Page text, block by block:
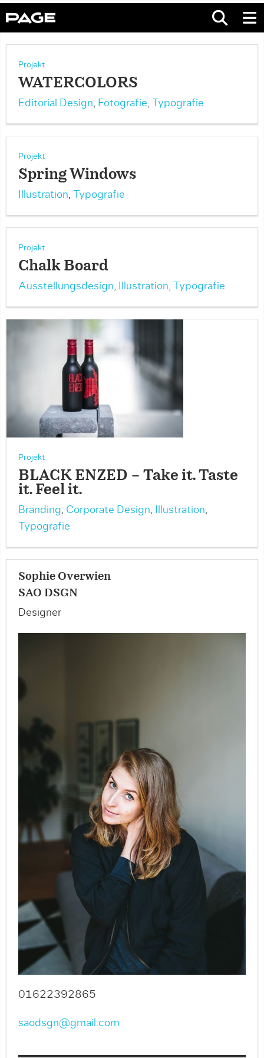
Projekt
WATERCOLORS
Editorial Design, Fotografie, Typografie
Projekt
Spring Windows
Illustration, Typografie
Projekt
Chalk Board
Ausstellungsdesign, Illustration, Typografie
Projekt
BLACK ENZED – Take it. Taste
it. Feel it.
Branding, Corporate Design, Illustration,
Typografie
Sophie Overwien
SAO DSGN
Designer
01622392865
saodsgn@gmail.com